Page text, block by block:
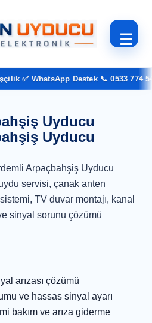
☰
✅ WhatsApp Destek 📞 0533 774 54
Uyducu
Uyducu
Arpaçbahşiş Uyducu
servisi, çanak anten
TV duvar montajı, kanal
sinyal sorunu çözümü
arızası çözümü
ve hassas sinyal ayarı
bakım ve arıza giderme